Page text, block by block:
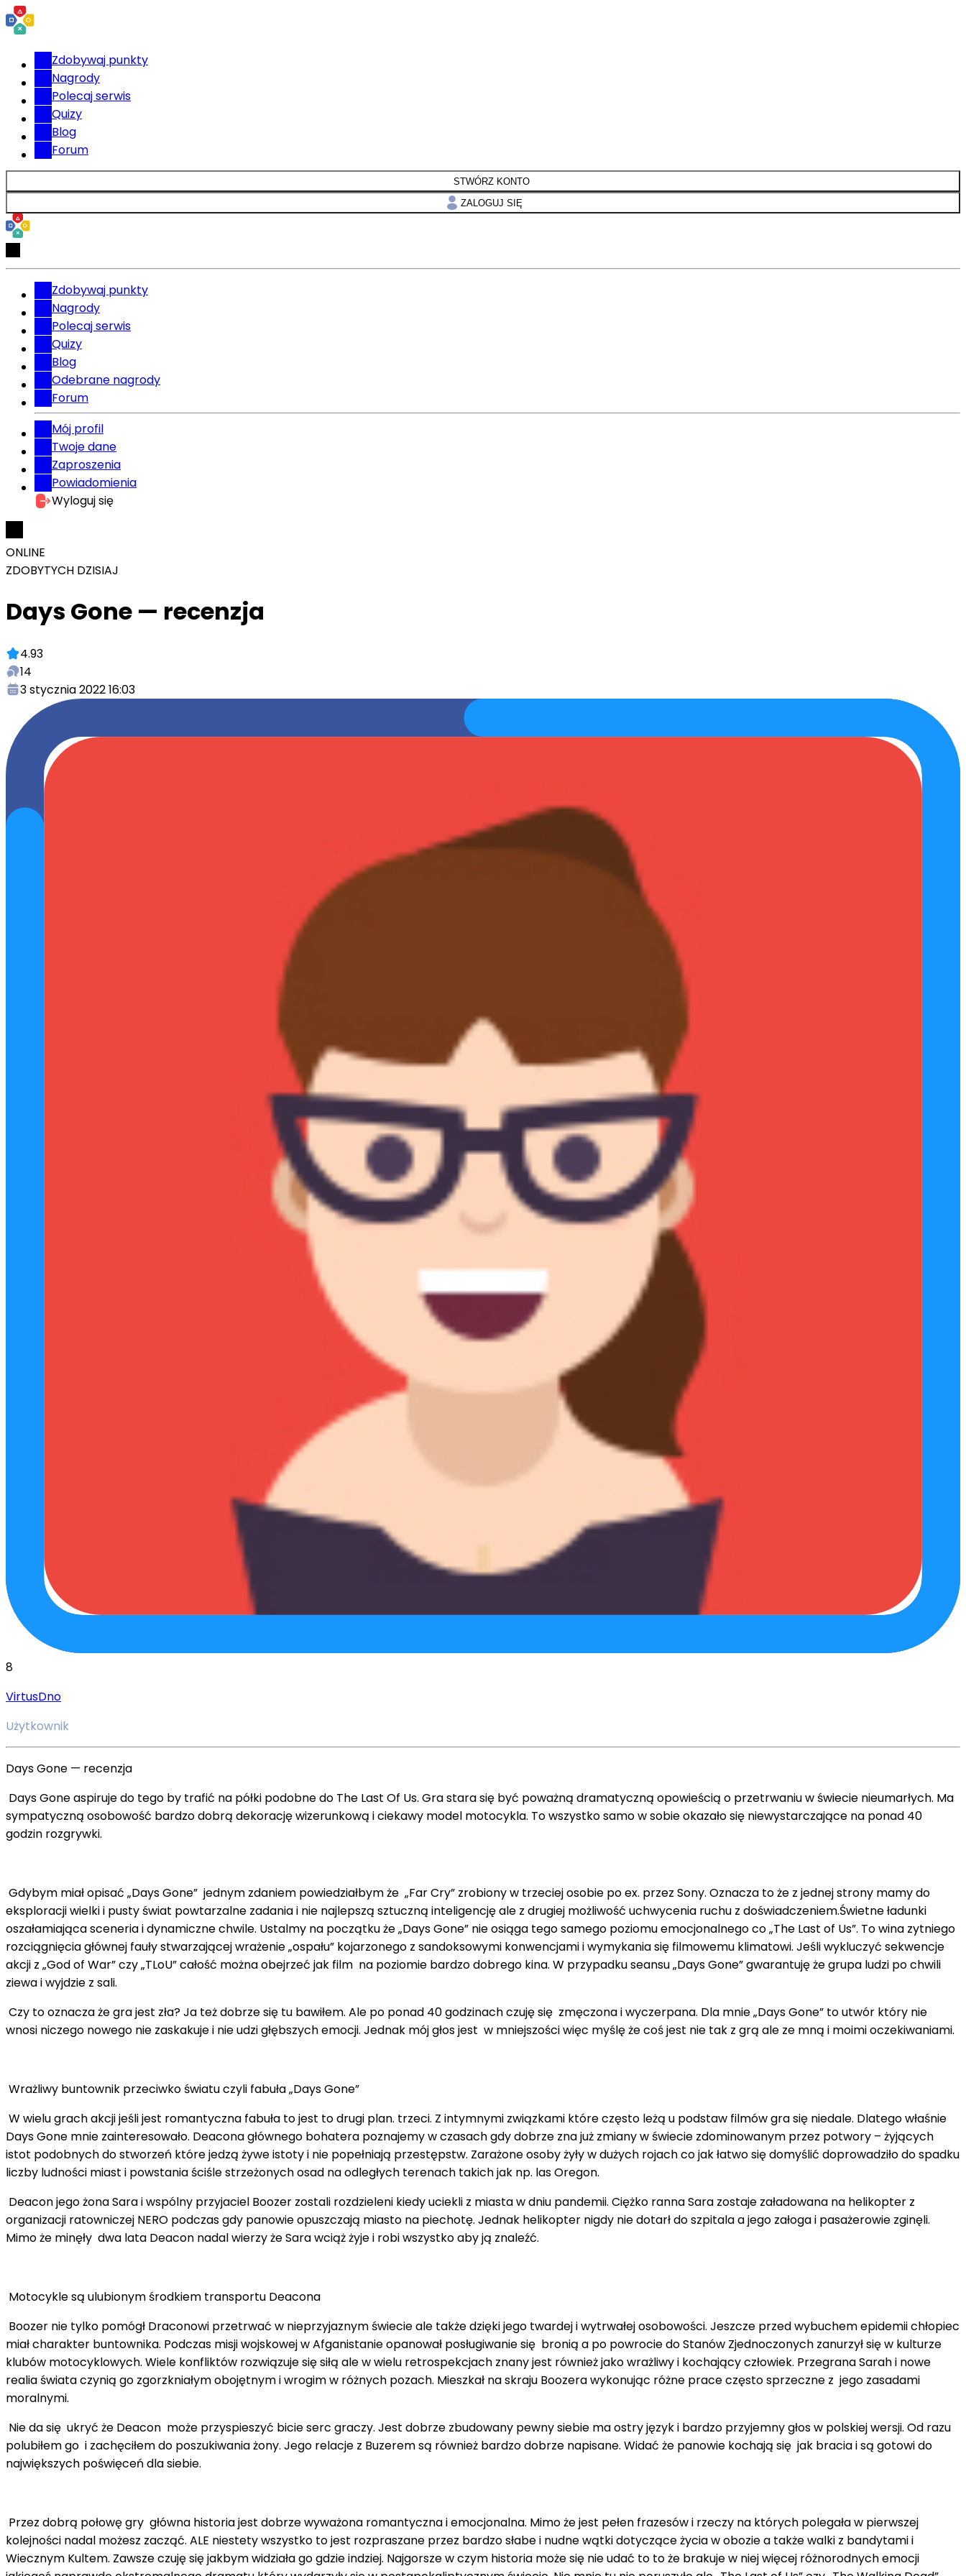
Zdobywaj punkty
Nagrody
Polecaj serwis
Quizy
Blog
Forum
STWÓRZ KONTO
ZALOGUJ SIĘ
Zdobywaj punkty
Nagrody
Polecaj serwis
Quizy
Blog
Odebrane nagrody
Forum
Mój profil
Twoje dane
Zaproszenia
Powiadomienia
Wyloguj się
ONLINE
ZDOBYTYCH DZISIAJ
Days Gone — recenzja
4.93
14
3 stycznia 2022 16:03
8
VirtusDno
Użytkownik
Days Gone — recenzja
Days Gone aspiruje do tego by trafić na półki podobne do The Last Of Us. Gra stara się być poważną dramatyczną opowieścią o przetrwaniu w świecie nieumarłych. Ma
sympatyczną osobowość bardzo dobrą dekorację wizerunkową i ciekawy model motocykla. To wszystko samo w sobie okazało się niewystarczające na ponad 40
godzin rozgrywki.
Gdybym miał opisać „Days Gone” jednym zdaniem powiedziałbym że „Far Cry” zrobiony w trzeciej osobie po ex. przez Sony. Oznacza to że z jednej strony mamy do
eksploracji wielki i pusty świat powtarzalne zadania i nie najlepszą sztuczną inteligencję ale z drugiej możliwość uchwycenia ruchu z doświadczeniem.Świetne ładunki
oszałamiająca sceneria i dynamiczne chwile. Ustalmy na początku że „Days Gone” nie osiąga tego samego poziomu emocjonalnego co „The Last of Us”. To wina zytniego
rozciągnięcia głównej fauły stwarzającej wrażenie „ospału” kojarzonego z sandoksowymi konwencjami i wymykania się filmowemu klimatowi. Jeśli wykluczyć sekwencje
akcji z „God of War” czy „TLoU” całość można obejrzeć jak film na poziomie bardzo dobrego kina. W przypadku seansu „Days Gone” gwarantuję że grupa ludzi po chwili
ziewa i wyjdzie z sali.
Czy to oznacza że ​​gra jest zła? Ja też dobrze się tu bawiłem. Ale po ponad 40 godzinach czuję się zmęczona i wyczerpana. Dla mnie „Days Gone” to utwór który nie
wnosi niczego nowego nie zaskakuje i nie udzi głębszych emocji. Jednak mój głos jest w mniejszości więc myślę że coś jest nie tak z grą ale ze mną i moimi oczekiwaniami.
Wrażliwy buntownik przeciwko światu czyli fabuła „Days Gone”
W wielu grach akcji jeśli jest romantyczna fabuła to jest to drugi plan. trzeci. Z intymnymi związkami które często leżą u podstaw filmów gra się niedale. Dlatego właśnie
Days Gone mnie zainteresowało. Deacona głównego bohatera poznajemy w czasach gdy dobrze zna już zmiany w świecie zdominowanym przez potwory – żyjących
istot podobnych do stworzeń które jedzą żywe istoty i nie popełniają przestępstw. Zarażone osoby żyły w dużych rojach co jak łatwo się domyślić doprowadziło do spadku
liczby ludności miast i powstania ściśle strzeżonych osad na odległych terenach takich jak np. las Oregon.
Deacon jego żona Sara i wspólny przyjaciel Boozer zostali rozdzieleni kiedy uciekli z miasta w dniu pandemii. Ciężko ranna Sara zostaje załadowana na helikopter z
organizacji ratowniczej NERO podczas gdy panowie opuszczają miasto na piechotę. Jednak helikopter nigdy nie dotarł do szpitala a jego załoga i pasażerowie zginęli.
Mimo że minęły dwa lata Deacon nadal wierzy że Sara wciąż żyje i robi wszystko aby ją znaleźć.
Motocykle są ulubionym środkiem transportu Deacona
Boozer nie tylko pomógł Draconowi przetrwać w nieprzyjaznym świecie ale także dzięki jego twardej i wytrwałej osobowości. Jeszcze przed wybuchem epidemii chłopiec
miał charakter buntownika. Podczas misji wojskowej w Afganistanie opanował posługiwanie się bronią a po powrocie do Stanów Zjednoczonych zanurzył się w kulturze
klubów motocyklowych. Wiele konfliktów rozwiązuje się siłą ale w wielu retrospekcjach znany jest również jako wrażliwy i kochający człowiek. Przegrana Sarah i nowe
realia świata czynią go zgorzkniałym obojętnym i wrogim w różnych pozach. Mieszkał na skraju Boozera wykonując różne prace często sprzeczne z jego zasadami
moralnymi.
Nie da się ukryć że Deacon może przyspieszyć bicie serc graczy. Jest dobrze zbudowany pewny siebie ma ostry język i bardzo przyjemny głos w polskiej wersji. Od razu
polubiłem go i zachęciłem do poszukiwania żony. Jego relacje z Buzerem są również bardzo dobrze napisane. Widać że panowie kochają się jak bracia i są gotowi do
największych poświęceń dla siebie.
Przez dobrą połowę gry główna historia jest dobrze wyważona romantyczna i emocjonalna. Mimo że jest pełen frazesów i rzeczy na których polegała w pierwszej
kolejności nadal możesz zacząć. ALE niestety wszystko to jest rozpraszane przez bardzo słabe i nudne wątki dotyczące życia w obozie a także walki z bandytami i
Wiecznym Kultem. Zawsze czuję się jakbym widziała go gdzie indziej. Najgorsze w czym historia może się nie udać to to że brakuje w niej więcej różnorodnych emocji